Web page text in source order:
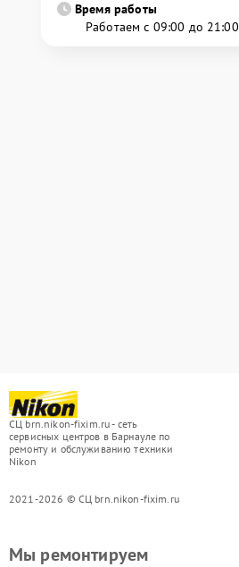
Время работы
Работаем с 09:00 до 21:00
СЦ brn.nikon-fixim.ru - сеть
сервисных центров в Барнауле по
ремонту и обслуживанию техники
Nikon
2021-2026 © СЦ brn.nikon-fixim.ru
Мы ремонтируем